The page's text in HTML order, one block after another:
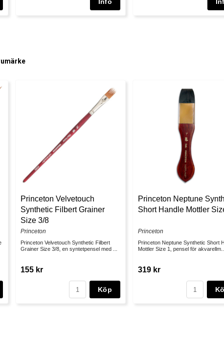
Princeton Velvetouch
Synthetic Filbert Grainer
Size 3/8
Princeton
Princeton Velvetouch Synthetic Filbert
Grainer Size 3/8, en syntetpensel med ...
155 kr
Köp
Princeton Neptune
Short Handle Mottler
Princeton
Princeton Neptune Synthetic Short
Mottler Size 1, pensel för akvarellm...
319 kr